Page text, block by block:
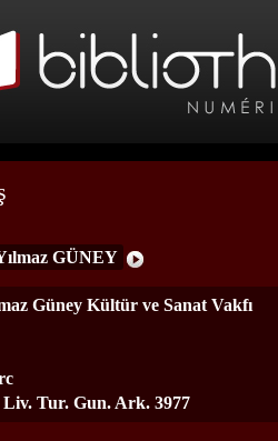
GÜNEY
Güney Kültür ve Sanat Vakfı
Liv. Tur. Gun. Ark. 3977